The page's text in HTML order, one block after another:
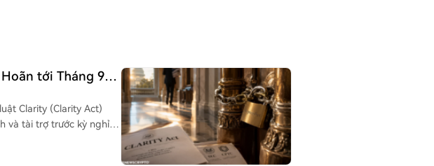
tới Tháng 9
Clarity (Clarity Act)
và tài trợ trước kỳ nghỉ
viện John Thune